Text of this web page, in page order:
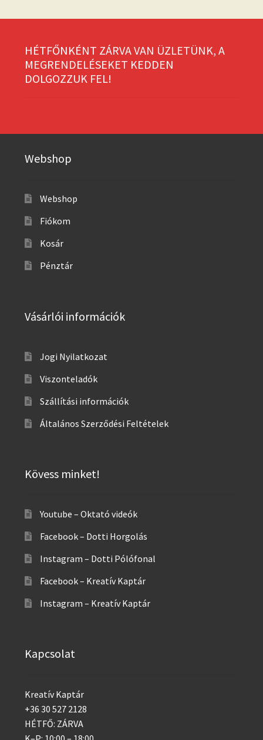
HÉTFŐNKÉNT ZÁRVA VAN ÜZLETÜNK, A
MEGRENDELÉSEKET KEDDEN
DOLGOZZUK FEL!
Webshop
Webshop
Fiókom
Kosár
Pénztár
Vásárlói információk
Jogi Nyilatkozat
Viszonteladók
Szállítási információk
Általános Szerződési Feltételek
Kövess minket!
Youtube – Oktató videók
Facebook – Dotti Horgolás
Instagram – Dotti Pólófonal
Facebook – Kreatív Kaptár
Instagram – Kreatív Kaptár
Kapcsolat
Kreatív Kaptár
+36 30 527 2128
HÉTFŐ: ZÁRVA